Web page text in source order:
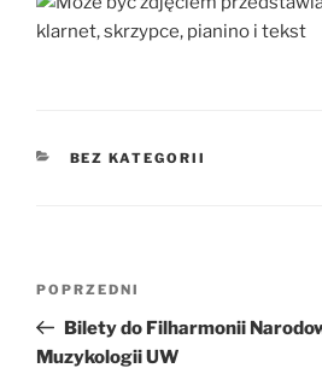
KATEGORIE
BEZ KATEGORII
Poprzedni
wpis
POPRZEDNI
Bilety do Filharmonii
Muzykologii UW